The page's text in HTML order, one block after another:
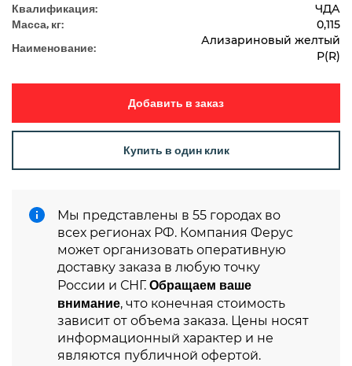
Квалификация: ЧДА
Масса, кг: 0,115
Наименование:
Ализариновый желтый
Р(R)
Добавить в заказ
Купить в один клик
Мы представлены в 55 городах во
всех регионах РФ. Компания Ферус
может организовать оперативную
доставку заказа в любую точку
России и СНГ. Обращаем ваше
внимание, что конечная стоимость
зависит от объема заказа. Цены носят
информационный характер и не
являются публичной офертой.